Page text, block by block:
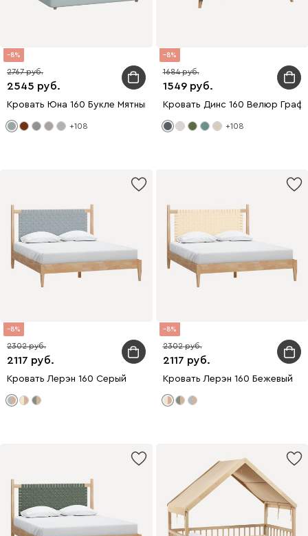
8
2545
2767
Кровать Юна 160 Букле Мятный
+108
8
1549
1684
Кровать Динс 160 Велюр
+108
8
2117
2302
Кровать Лерэн 160 Серый
8
2117
2302
Кровать Лерэн 160 Бежевый